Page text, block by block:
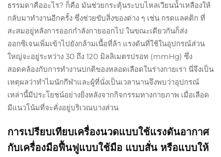
ธรรมดาคืออะไร? ก็คือ มันช่วยกระตุ้นระบบไหลเวียนน้ำเหลืองให้
กลับมาทำงานอีกครั้ง ซึ่งช่วยขับสิ่งของต่าง ๆ เช่น กรดแลคติก ที่
สะสมอยู่หลังการออกกำลังกายออกไป ในขณะเดียวกันก็ส่ง
ออกซิเจนเพิ่มเข้าไปยังกล้ามเนื้อที่ล้า แรงดันที่ใช้ในอุปกรณ์ส่วน
ใหญ่จะอยู่ระหว่าง 30 ถึง 120 มิลลิเมตรปรอท (mmHg) ซึ่ง
สอดคล้องกับการทำงานปกติของหลอดเลือดในร่างกายเรา นี่จึงเป็น
เหตุผลว่าทำไมนักกีฬาและผู้ที่นั่งเป็นเวลานานจึงพบว่าอุปกรณ์
เหล่านี้มีประโยชน์อย่างยิ่งหลังจากกิจกรรมทางกายภาพ เมื่อเลือด
มีแนวโน้มที่จะคั่งอยู่บริเวณบางส่วน
การเปรียบเทียบเครื่องนวดแบบใช้แรงดันอากาศ
กับเครื่องมือฟื้นฟูแบบใช้มือ แบบสั่น หรือแบบให้